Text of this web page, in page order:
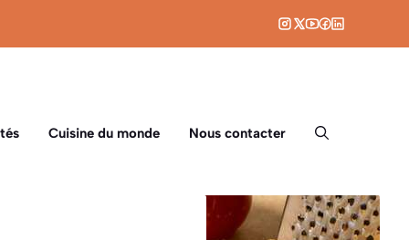
Cuisine du monde Nous contacter